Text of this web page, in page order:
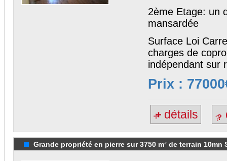
2ème Etage: un
mansardée
Surface Loi
charges de
indépendant sur
Prix :
détails
Grande propriété en pierre sur 3750 m² de terrain 10mn